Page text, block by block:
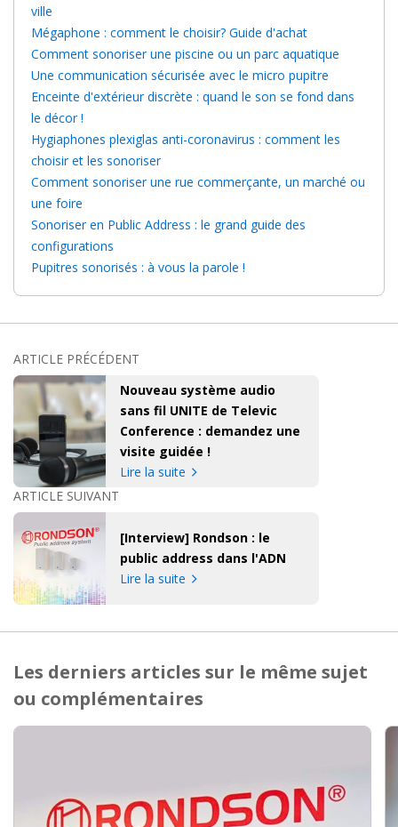
ville
Mégaphone : comment le choisir? Guide d'achat
Comment sonoriser une piscine ou un parc aquatique
Une communication sécurisée avec le micro pupitre
Enceinte d'extérieur discrète : quand le son se fond dans
le décor !
Hygiaphones plexiglas anti-coronavirus : comment les
choisir et les sonoriser
Comment sonoriser une rue commerçante, un marché ou
une foire
Sonoriser en Public Address : le grand guide des
configurations
Pupitres sonorisés : à vous la parole !
ARTICLE PRÉCÉDENT
Nouveau système audio
sans fil UNITE de Televic
Conference : demandez une
visite guidée !
Lire la suite
ARTICLE SUIVANT
[Interview] Rondson : le
public address dans l'ADN
Lire la suite
Les derniers articles sur le même sujet
ou complémentaires